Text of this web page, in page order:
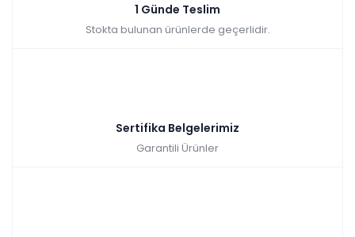
1 Günde Teslim
Stokta bulunan ürünlerde geçerlidir.
Sertifika Belgelerimiz
Garantili Ürünler